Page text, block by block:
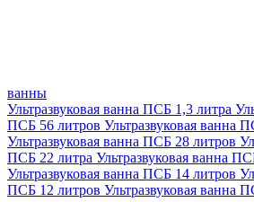
ванны
Ультразвуковая ванна ПСБ 1,3 литра
ПСБ 56 литров Ультразвуковая ванна
Ультразвуковая ванна ПСБ 28 литров
ПСБ 22 литра Ультразвуковая ванна
Ультразвуковая ванна ПСБ 14 литров
ПСБ 12 литров Ультразвуковая ванна